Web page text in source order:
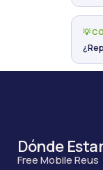
💡
Dónde
Free Mobile Reus